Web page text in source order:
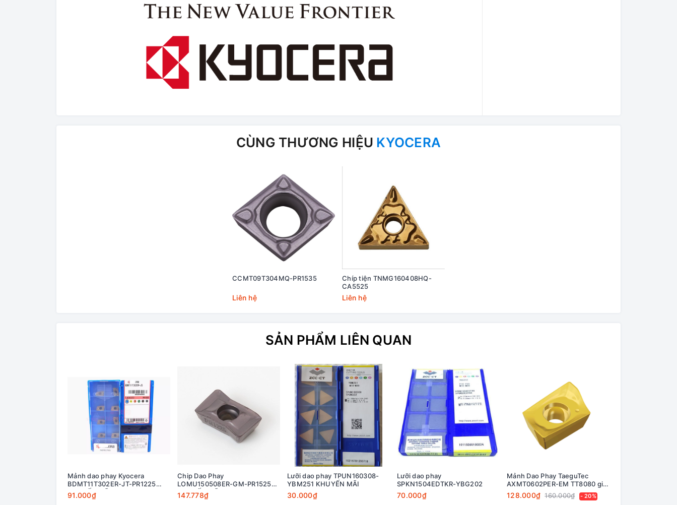
CÙNG THƯƠNG HIỆU KYOCERA
CCMT09T304MQ-PR1535
Liên hệ
Chíp tiện TNMG160408HQ-
CA5525
Liên hệ
SẢN PHẨM LIÊN QUAN
Mảnh dao phay Kyocera
BDMT11T302ER-JT-PR1225
KHUYẾN MÃI
91.000₫
Chip Dao Phay
LOMU150508ER-GM-PR1525
KHUYẾN MÃI
147.778₫
Lưỡi dao phay TPUN160308-
YBM251 KHUYẾN MÃI
30.000₫
Lưỡi dao phay
SPKN1504EDTKR-YBG202
70.000₫
Mảnh Dao Phay TaeguTec
AXMT0602PER-EM TT8080 giá
Khuyến mãi!
128.000₫ 160.000₫ - 20%